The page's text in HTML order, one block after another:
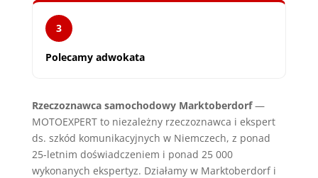
3
Polecamy adwokata
Rzeczoznawca samochodowy Marktoberdorf—
MOTOEXPERT to niezależny rzeczoznawca i ekspert
ds. szkód komunikacyjnych w Niemczech, z ponad
25-letnim doświadczeniem i ponad 25 000
wykonanych ekspertyz. Działamy w Marktoberdorf i